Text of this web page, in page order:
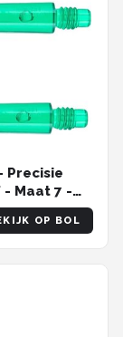
Precisie
Maat 7 -
OP BOL